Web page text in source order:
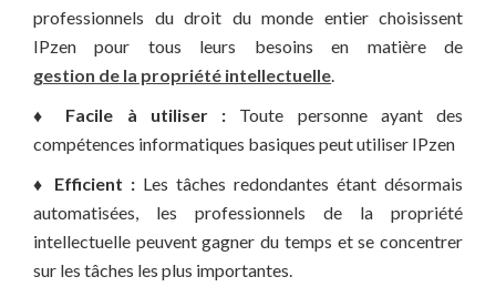
professionnels du droit du monde entier choisissent
IPzen pour tous leurs besoins en matière de
gestion de la propriété intellectuelle
♦ Facile à utiliser : Toute personne ayant des
compétences informatiques basiques peut utiliser IPzen
♦ Efficient : Les tâches redondantes étant désormais
automatisées, les professionnels de la propriété
intellectuelle peuvent gagner du temps et se concentrer
sur les tâches les plus importantes.